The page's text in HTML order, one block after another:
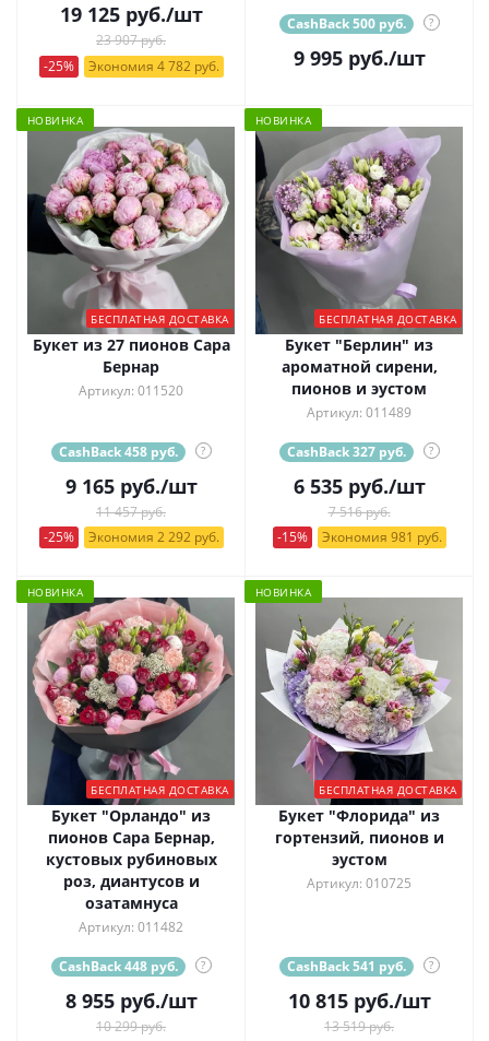
19 125руб./шт
23 907 руб.
-25%
Экономия 4 782 руб.
CashBack 500 руб. ?
9 995руб./шт
НОВИНКА
БЕСПЛАТНАЯ ДОСТАВКА
Букет из 27 пионов Сара
Бернар
Артикул: 011520
CashBack 458 руб. ?
9 165руб./шт
11 457 руб.
-25%
Экономия 2 292 руб.
НОВИНКА
БЕСПЛАТНАЯ ДОСТАВКА
Букет "Берлин" из
ароматной сирени,
пионов и эустом
Артикул: 011489
CashBack 327 руб. ?
6 535руб./шт
7 516 руб.
-15%
Экономия 981 руб.
НОВИНКА
БЕСПЛАТНАЯ ДОСТАВКА
Букет "Орландо" из
пионов Сара Бернар,
кустовых рубиновых
роз, диантусов и
озатамнуса
Артикул: 011482
CashBack 448 руб. ?
8 955руб./шт
10 299 руб.
НОВИНКА
БЕСПЛАТНАЯ ДОСТАВКА
Букет "Флорида" из
гортензий, пионов и
эустом
Артикул: 010725
CashBack 541 руб. ?
10 815руб./шт
13 519 руб.